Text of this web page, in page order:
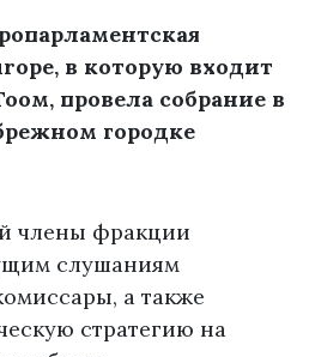
в которую входит
провела собрание в
городке
члены фракции
слушаниям
а также
стратегию на